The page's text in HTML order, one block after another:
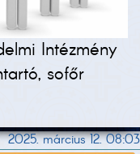
Intézmény
sofőr
2025. március 12. 08:03